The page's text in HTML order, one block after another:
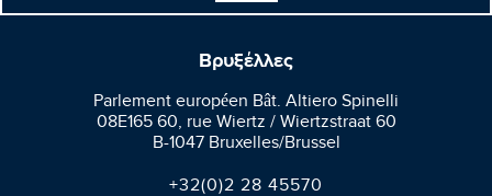
Βρυξέλλες
Parlement européen Bât. Altiero Spinelli
08E165 60, rue Wiertz / Wiertzstraat 60
B-1047 Bruxelles/Brussel
+32(0)2 28 45570